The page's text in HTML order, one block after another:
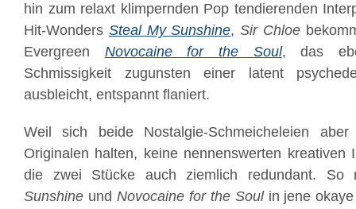
hin zum relaxt klimpernden Pop tendierenden
Hit-Wonders Steal My Sunshine,Sir Chloe
Evergreen Novocaine for the Soul, das
Schmissigkeit zugunsten einer latent
ausbleicht, entspannt flaniert.
Weil sich beide Nostalgie-Schmeicheleien
Originalen halten, keine nennenswerten kreativen
die zwei Stücke auch ziemlich redundant.
Sunshine und Novocaine for the Soulin jene okaye